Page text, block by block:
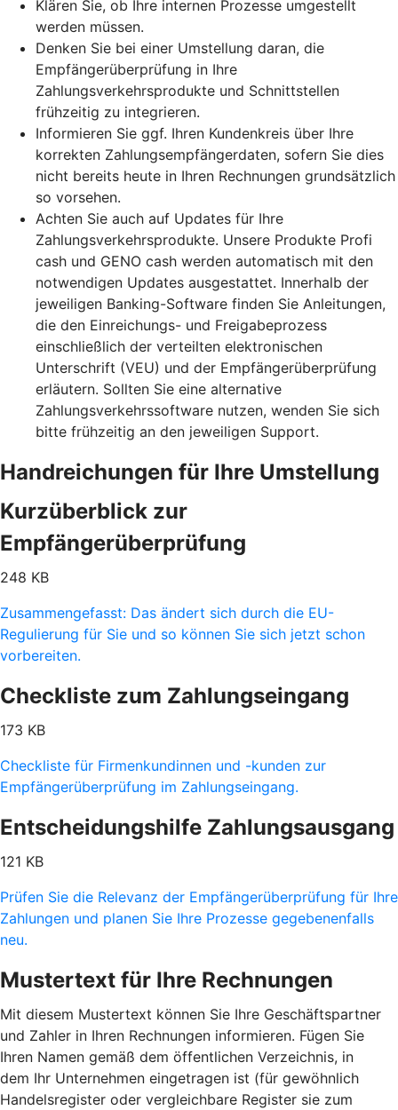
Klären Sie, ob Ihre internen Prozesse umgestellt
werden müssen.
Denken Sie bei einer Umstellung daran, die
Empfängerüberprüfung in Ihre
Zahlungsverkehrsprodukte und Schnittstellen
frühzeitig zu integrieren.
Informieren Sie ggf. Ihren Kundenkreis über Ihre
korrekten Zahlungsempfängerdaten, sofern Sie dies
nicht bereits heute in Ihren Rechnungen grundsätzlich
so vorsehen.
Achten Sie auch auf Updates für Ihre
Zahlungsverkehrsprodukte. Unsere Produkte Profi
cash und GENO cash werden automatisch mit den
notwendigen Updates ausgestattet. Innerhalb der
jeweiligen Banking-Software finden Sie Anleitungen,
die den Einreichungs- und Freigabeprozess
einschließlich der verteilten elektronischen
Unterschrift (VEU) und der Empfängerüberprüfung
erläutern. Sollten Sie eine alternative
Zahlungsverkehrssoftware nutzen, wenden Sie sich
bitte frühzeitig an den jeweiligen Support.
Handreichungen für Ihre Umstellung
Kurzüberblick zur
Empfängerüberprüfung
248 KB
Zusammengefasst: Das ändert sich durch die EU-
Regulierung für Sie und so können Sie sich jetzt schon
vorbereiten.
Checkliste zum Zahlungseingang
173 KB
Checkliste für Firmenkundinnen und -kunden zur
Empfängerüberprüfung im Zahlungseingang.
Entscheidungshilfe Zahlungsausgang
121 KB
Prüfen Sie die Relevanz der Empfängerüberprüfung für Ihre
Zahlungen und planen Sie Ihre Prozesse gegebenenfalls
neu.
Mustertext für Ihre Rechnungen
Mit diesem Mustertext können Sie Ihre Geschäftspartner
und Zahler in Ihren Rechnungen informieren. Fügen Sie
Ihren Namen gemäß dem öffentlichen Verzeichnis, in
dem Ihr Unternehmen eingetragen ist (für gewöhnlich
Handelsregister oder vergleichbare Register sie zum